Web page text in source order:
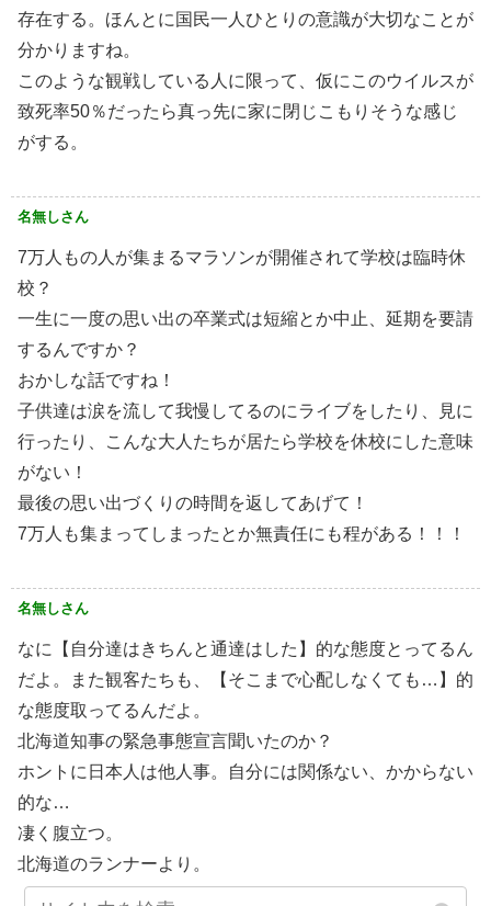
存在する。ほんとに国民一人ひとりの意識が大切なことが
分かりますね。
このような観戦している人に限って、仮にこのウイルスが
致死率50％だったら真っ先に家に閉じこもりそうな感じ
がする。
名無しさん
7万人もの人が集まるマラソンが開催されて学校は臨時休
校？
一生に一度の思い出の卒業式は短縮とか中止、延期を要請
するんですか？
おかしな話ですね！
子供達は涙を流して我慢してるのにライブをしたり、見に
行ったり、こんな大人たちが居たら学校を休校にした意味
がない！
最後の思い出づくりの時間を返してあげて！
7万人も集まってしまったとか無責任にも程がある！！！
名無しさん
なに【自分達はきちんと通達はした】的な態度とってるん
だよ。また観客たちも、【そこまで心配しなくても…】的
な態度取ってるんだよ。
北海道知事の緊急事態宣言聞いたのか？
ホントに日本人は他人事。自分には関係ない、かからない
的な…
凄く腹立つ。
北海道のランナーより。